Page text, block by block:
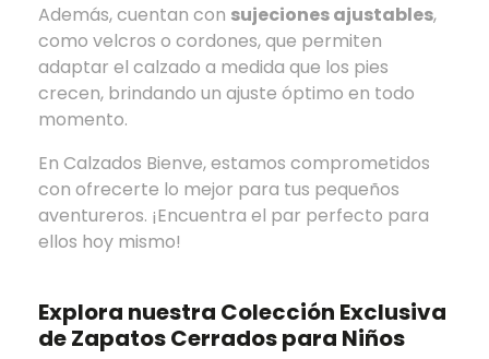
Además, cuentan con sujeciones ajustables,
como velcros o cordones, que permiten
adaptar el calzado a medida que los pies
crecen, brindando un ajuste óptimo en todo
momento.
En Calzados Bienve, estamos comprometidos
con ofrecerte lo mejor para tus pequeños
aventureros. ¡Encuentra el par perfecto para
ellos hoy mismo!
Explora nuestra Colección Exclusiva
de Zapatos Cerrados para Niños